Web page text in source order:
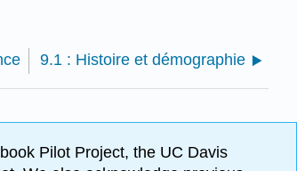
9.1 : Histoire et démographie
Pilot Project, the UC Davis